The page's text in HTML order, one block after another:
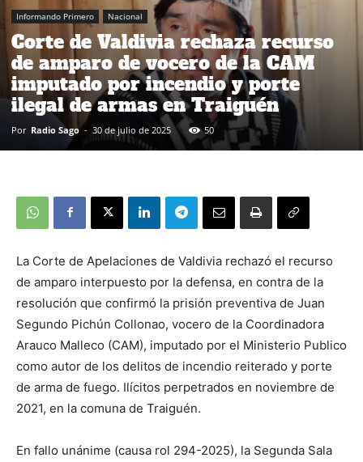
Informando Primero Nacional
Corte de Valdivia rechaza recurso
de amparo de vocero de la CAM
imputado por incendio y porte
ilegal de armas en Traiguén
Por Radio Sago - 30 de julio de 2025 50
La Corte de Apelaciones de Valdivia rechazó el recurso
de amparo interpuesto por la defensa, en contra de la
resolución que confirmó la prisión preventiva de Juan
Segundo Pichún Collonao, vocero de la Coordinadora
Arauco Malleco (CAM), imputado por el Ministerio Publico
como autor de los delitos de incendio reiterado y porte
de arma de fuego. Ilícitos perpetrados en noviembre de
2021, en la comuna de Traiguén.
En fallo unánime (causa rol 294-2025), la Segunda Sala